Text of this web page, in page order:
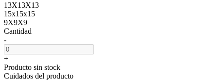
13X13X13
15x15x15
9X9X9
Cantidad
-
+
Producto sin stock
Cuidados del producto